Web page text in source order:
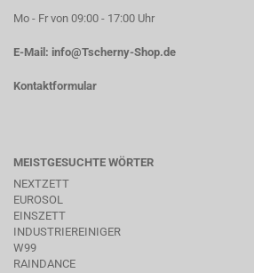
Mo - Fr von 09:00 - 17:00 Uhr
E-Mail: info@Tscherny-Shop.de
Kontaktformular
MEISTGESUCHTE WÖRTER
NEXTZETT
EUROSOL
EINSZETT
INDUSTRIEREINIGER
W99
RAINDANCE